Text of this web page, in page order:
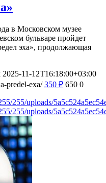
в Московском музее
бульваре пройдет
эха», продолжающая
2025-11-12T16:18:00+03:00
predel-exa/ 350 ₽ 650 0
255/uploads/
255/uploads/